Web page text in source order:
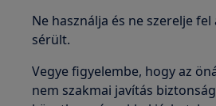
Ne használja és ne szerelje
sérült.
Vegye figyelembe, hogy az
nem szakmai javítás